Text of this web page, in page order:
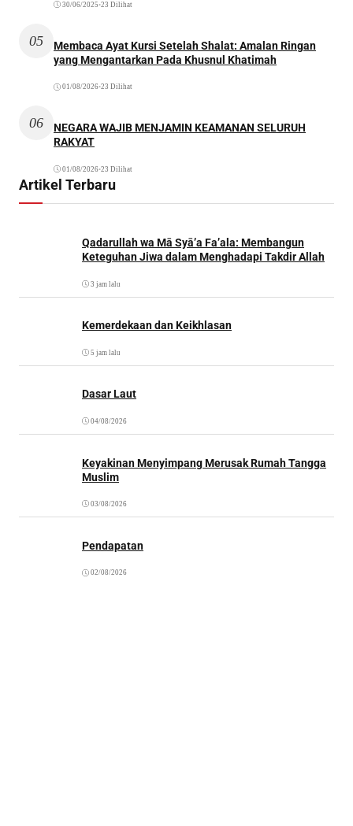
30/06/2025 •23 Dilihat
05
Membaca Ayat Kursi Setelah Shalat: Amalan Ringan
yang Mengantarkan Pada Khusnul Khatimah
01/08/2026•23 Dilihat
06
NEGARA WAJIB MENJAMIN KEAMANAN SELURUH
RAKYAT
01/08/2026•23 Dilihat
Artikel Terbaru
Qadarullah wa Mā Syā’a Fa’ala: Membangun
Keteguhan Jiwa dalam Menghadapi Takdir Allah
3 jam lalu
Kemerdekaan dan Keikhlasan
5 jam lalu
Dasar Laut
04/08/2026
Keyakinan Menyimpang Merusak Rumah Tangga
Muslim
03/08/2026
Pendapatan
02/08/2026